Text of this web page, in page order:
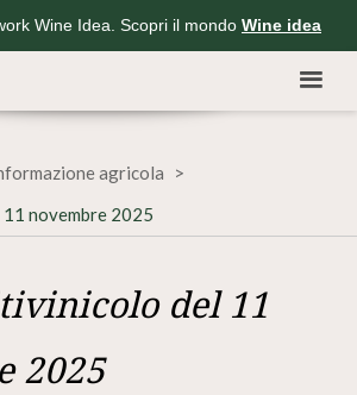
Wine Idea. Scopri il mondo Wine idea
agricola
novembre 2025
del 11
2025